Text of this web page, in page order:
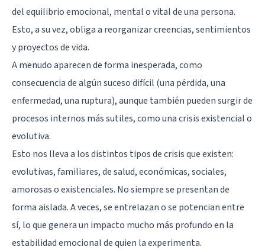
del equilibrio emocional, mental o vital de una persona.
Esto, a su vez, obliga a reorganizar creencias, sentimientos
y proyectos de vida.
A menudo aparecen de forma inesperada, como
consecuencia de algún suceso difícil (una pérdida, una
enfermedad, una ruptura), aunque también pueden surgir de
procesos internos más sutiles, como una crisis existencial o
evolutiva.
Esto nos lleva a los distintos tipos de crisis que existen:
evolutivas, familiares, de salud, económicas, sociales,
amorosas o existenciales. No siempre se presentan de
forma aislada. A veces, se entrelazan o se potencian entre
sí, lo que genera un impacto mucho más profundo en la
estabilidad emocional de quien la experimenta.